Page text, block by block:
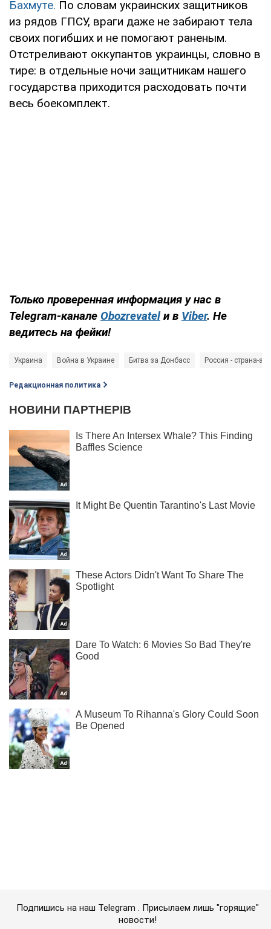
Бахмуте. По словам украинских защитников
из рядов ГПСУ, враги даже не забирают тела
своих погибших и не помогают раненым.
Отстреливают оккупантов украинцы, словно в
тире: в отдельные ночи защитникам нашего
государства приходится расходовать почти
весь боекомплект.
Только проверенная информация у нас в
Telegram-канале Obozrevatel и в Viber. Не
ведитесь на фейки!
Украина Война в Украине Битва за Донбасс Россия - страна-
Редакционная политика
Важное